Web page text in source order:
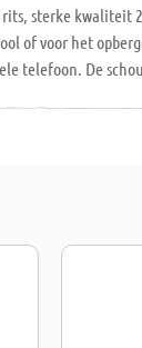
sterke kwaliteit
of voor het
telefoon. De
edelstenen of